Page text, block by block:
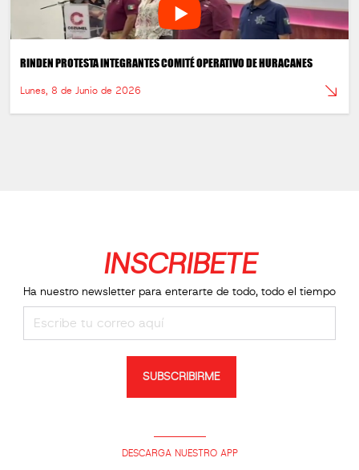
RINDEN PROTESTA INTEGRANTES COMITÉ OPERATIVO DE HURACANES
Lunes, 8 de Junio de 2026
INSCRIBETE
Ha nuestro newsletter para enterarte de todo, todo el tiempo
SUBSCRIBIRME
DESCARGA NUESTRO APP